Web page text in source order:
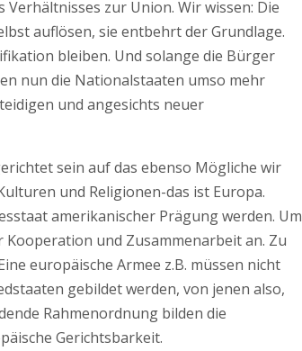
zur Union. Wir wissen: Die
auflösen, sie entbehrt der Grundlage.
bleiben. Und solange die Bürger
nun die Nationalstaaten umso mehr
und angesichts neuer
sein auf das ebenso Mögliche wir
und Religionen-das ist Europa.
amerikanischer Prägung werden. Um
und Zusammenarbeit an. Zu
europäische Armee z.B. müssen nicht
gebildet werden, von jenen also,
Rahmenordnung bilden die
Gerichtsbarkeit.